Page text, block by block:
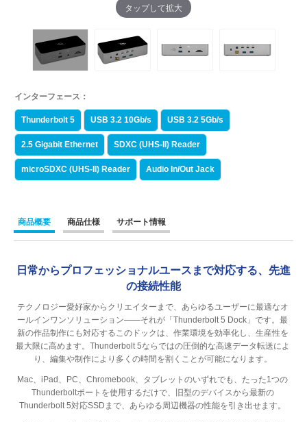
タップして拡大
インターフェース：
Thunderbolt 5 USB 3.2 10Gb/s USB 3.2 5Gb/s
2.5 Gigabit Ethernet SDXC (UHS-II) Reader
microSDXC (UHS-II) Reader Audio In/Out Jack
商品概要 商品仕様 サポート情報
日常からプロフェッショナルユースまで対応する、先進
の接続性能
テクノロジー愛好家からクリエイターまで、あらゆるユーザーに最適なオ
ールインワンソリューション――それが「Thunderbolt 5 Dock」です。最
新の作品制作にも対応するこのドックは、作業環境を効率化し、生産性を
最大限に高めます。Thunderbolt 5ならではの圧倒的な高速データ転送によ
り、編集や制作により多くの時間を割くことが可能になります。
Mac、iPad、PC、Chromebook、タブレットのいずれでも、たった1つの
Thunderboltポートを使用するだけで、旧型のデバイスから最新の
Thunderbolt 5対応SSDまで、あらゆる周辺機器の性能を引き出せます。